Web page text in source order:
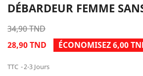
DÉBARDEUR FEMME
34,90 TND
28,90 TND
ÉCONOMISEZ 6,00
TTC 2-3 Jours